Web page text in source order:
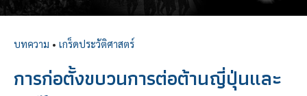
บทความ • เกร็ดประวัติศาสตร์
การก่อตั้งขบวนการต่อต้านญี่ปุ่นและ